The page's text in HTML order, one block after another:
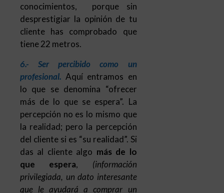
conocimientos, porque sin
desprestigiar la opinión de tu
cliente has comprobado que
tiene 22 metros.
6.- Ser percibido como un
profesional. Aquí entramos en
lo que se denomina “ofrecer
más de lo que se espera”. La
percepción no es lo mismo que
la realidad; pero la percepción
del cliente si es “su realidad”. Si
das al cliente algo más de lo
que espera, (información
privilegiada, un dato interesante
que le ayudará a comprar un